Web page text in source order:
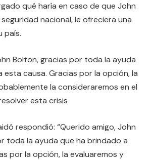
qué haría en caso de que John
nacional, le ofreciera una
país.
Bolton, gracias por toda la ayuda
esta causa. Gracias por la opción, la
la consideraremos en el
esta crisis
respondió: “Querido amigo, John
toda la ayuda que ha brindado a
por la opción, la evaluaremos y